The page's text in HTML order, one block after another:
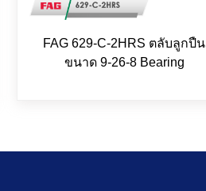
FAG 629-C-2HRS ตลับลูกปืน
ขนาด 9-26-8 Bearing